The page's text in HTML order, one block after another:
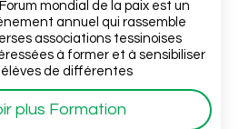
mondial de la paix est un
annuel qui rassemble
associations tessinoises
à former et à sensibiliser
élèves de différentes
plus Formation